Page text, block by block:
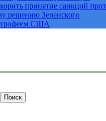
принятие санкций
решению Зеленского
трофеем США